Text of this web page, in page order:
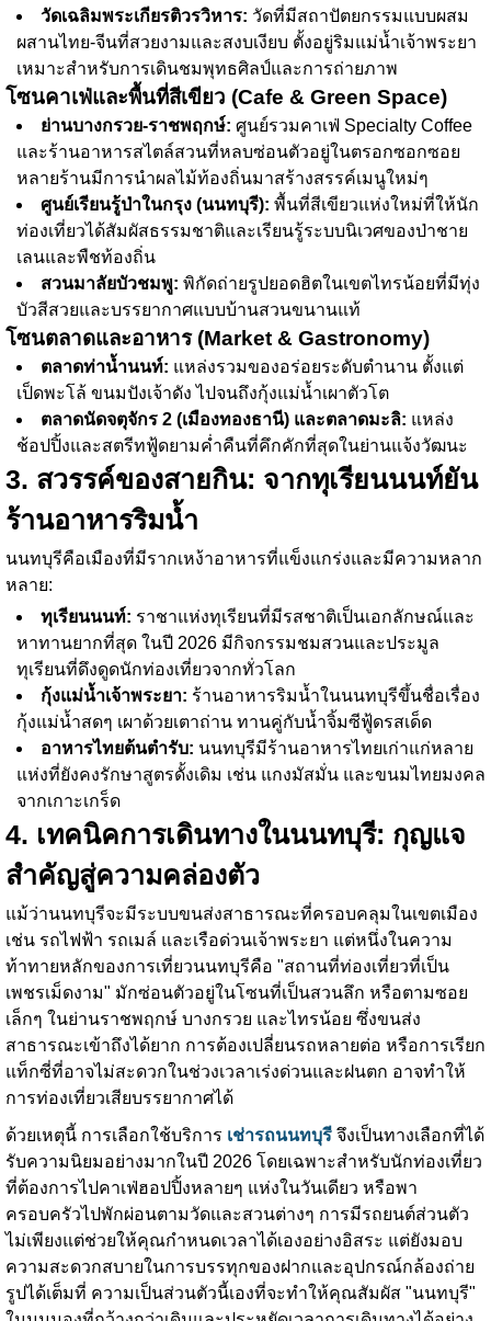
วัดเฉลิมพระเกียรติวรวิหาร: วัดที่มีสถาปัตยกรรมแบบผสม
ผสานไทย-จีนที่สวยงามและสงบเงียบ ตั้งอยู่ริมแม่น้ำเจ้าพระยา
เหมาะสำหรับการเดินชมพุทธศิลป์และการถ่ายภาพ
โซนคาเฟ่และพื้นที่สีเขียว (Cafe & Green Space)
ย่านบางกรวย-ราชพฤกษ์: ศูนย์รวมคาเฟ่ Specialty Coffee
และร้านอาหารสไตล์สวนที่หลบซ่อนตัวอยู่ในตรอกซอกซอย
หลายร้านมีการนำผลไม้ท้องถิ่นมาสร้างสรรค์เมนูใหม่ๆ
ศูนย์เรียนรู้ป่าในกรุง (นนทบุรี): พื้นที่สีเขียวแห่งใหม่ที่ให้นัก
ท่องเที่ยวได้สัมผัสธรรมชาติและเรียนรู้ระบบนิเวศของป่าชาย
เลนและพืชท้องถิ่น
สวนมาลัยบัวชมพู: พิกัดถ่ายรูปยอดฮิตในเขตไทรน้อยที่มีทุ่ง
บัวสีสวยและบรรยากาศแบบบ้านสวนขนานแท้
โซนตลาดและอาหาร (Market & Gastronomy)
ตลาดท่าน้ำนนท์: แหล่งรวมของอร่อยระดับตำนาน ตั้งแต่
เป็ดพะโล้ ขนมปังเจ้าดัง ไปจนถึงกุ้งแม่น้ำเผาตัวโต
ตลาดนัดจตุจักร 2 (เมืองทองธานี) และตลาดมะลิ: แหล่ง
ช้อปปิ้งและสตรีทฟู้ดยามค่ำคืนที่คึกคักที่สุดในย่านแจ้งวัฒนะ
3. สวรรค์ของสายกิน: จากทุเรียนนนท์ยัน
ร้านอาหารริมน้ำ
นนทบุรีคือเมืองที่มีรากเหง้าอาหารที่แข็งแกร่งและมีความหลาก
หลาย:
ทุเรียนนนท์: ราชาแห่งทุเรียนที่มีรสชาติเป็นเอกลักษณ์และ
หาทานยากที่สุด ในปี 2026 มีกิจกรรมชมสวนและประมูล
ทุเรียนที่ดึงดูดนักท่องเที่ยวจากทั่วโลก
กุ้งแม่น้ำเจ้าพระยา: ร้านอาหารริมน้ำในนนทบุรีขึ้นชื่อเรื่อง
กุ้งแม่น้ำสดๆ เผาด้วยเตาถ่าน ทานคู่กับน้ำจิ้มซีฟู้ดรสเด็ด
อาหารไทยต้นตำรับ: นนทบุรีมีร้านอาหารไทยเก่าแก่หลาย
แห่งที่ยังคงรักษาสูตรดั้งเดิม เช่น แกงมัสมั่น และขนมไทยมงคล
จากเกาะเกร็ด
4. เทคนิคการเดินทางในนนทบุรี: กุญแจ
สำคัญสู่ความคล่องตัว
แม้ว่านนทบุรีจะมีระบบขนส่งสาธารณะที่ครอบคลุมในเขตเมือง
เช่น รถไฟฟ้า รถเมล์ และเรือด่วนเจ้าพระยา แต่หนึ่งในความ
ท้าทายหลักของการเที่ยวนนทบุรีคือ "สถานที่ท่องเที่ยวที่เป็น
เพชรเม็ดงาม" มักซ่อนตัวอยู่ในโซนที่เป็นสวนลึก หรือตามซอย
เล็กๆ ในย่านราชพฤกษ์ บางกรวย และไทรน้อย ซึ่งขนส่ง
สาธารณะเข้าถึงได้ยาก การต้องเปลี่ยนรถหลายต่อ หรือการเรียก
แท็กซี่ที่อาจไม่สะดวกในช่วงเวลาเร่งด่วนและฝนตก อาจทำให้
การท่องเที่ยวเสียบรรยากาศได้
ด้วยเหตุนี้ การเลือกใช้บริการ เช่ารถนนทบุรี จึงเป็นทางเลือกที่ได้
รับความนิยมอย่างมากในปี 2026 โดยเฉพาะสำหรับนักท่องเที่ยว
ที่ต้องการไปคาเฟ่ฮอปปิ้งหลายๆ แห่งในวันเดียว หรือพา
ครอบครัวไปพักผ่อนตามวัดและสวนต่างๆ การมีรถยนต์ส่วนตัว
ไม่เพียงแต่ช่วยให้คุณกำหนดเวลาได้เองอย่างอิสระ แต่ยังมอบ
ความสะดวกสบายในการบรรทุกของฝากและอุปกรณ์กล้องถ่าย
รูปได้เต็มที่ ความเป็นส่วนตัวนี้เองที่จะทำให้คุณสัมผัส "นนทบุรี"